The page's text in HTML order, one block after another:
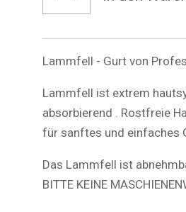
Lammfell - Gurt von
Lammfell ist extrem
absorbierend . Rostfreie
für sanftes und einfaches
Das Lammfell ist
BITTE KEINE